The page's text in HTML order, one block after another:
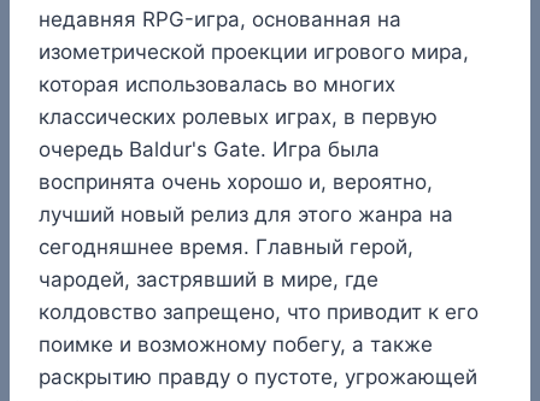
недавняя RPG-игра, основанная на
изометрической проекции игрового мира,
которая использовалась во многих
классических ролевых играх, в первую
очередь Baldur's Gate. Игра была
воспринята очень хорошо и, вероятно,
лучший новый релиз для этого жанра на
сегодняшнее время. Главный герой,
чародей, застрявший в мире, где
колдовство запрещено, что приводит к его
поимке и возможному побегу, а также
раскрытию правду о пустоте, угрожающей